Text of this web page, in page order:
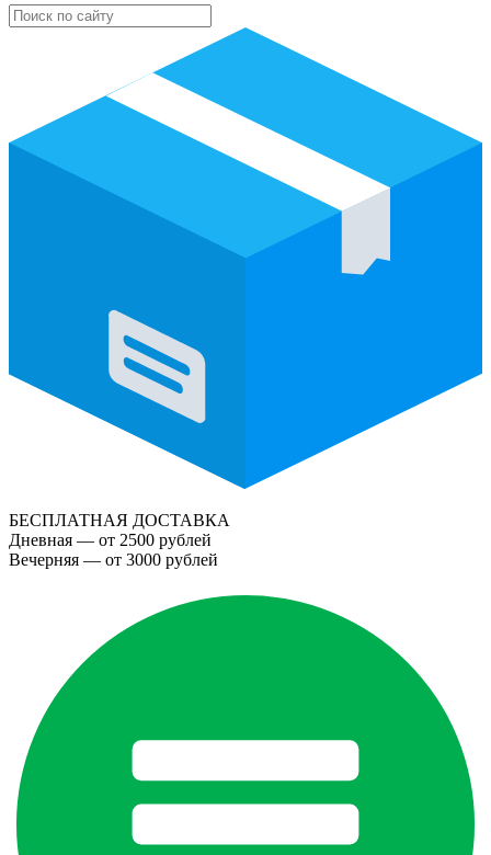
БЕСПЛАТНАЯ ДОСТАВКА
Дневная — от 2500 рублей
Вечерняя — от 3000 рублей